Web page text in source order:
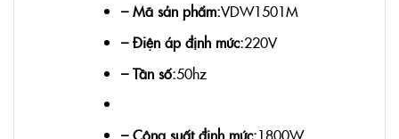
– Mã sản phẩm:VDW1501M
– Điện áp định mức:220V
– Tần số:50hz
– Công suất định mức:1800W